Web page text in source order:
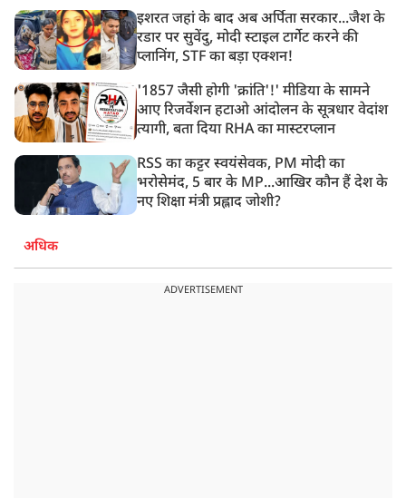
इशरत जहां के बाद अब अर्पिता सरकार...जैश के
रडार पर सुवेंदु, मोदी स्टाइल टार्गेट करने की
प्लानिंग, STF का बड़ा एक्शन!
'1857 जैसी होगी 'क्रांति'!' मीडिया के सामने
आए रिजर्वेशन हटाओ आंदोलन के सूत्रधार वेदांश
त्यागी, बता दिया RHA का मास्टरप्लान
RSS का कट्टर स्वयंसेवक, PM मोदी का
भरोसेमंद, 5 बार के MP...आखिर कौन हैं देश के
नए शिक्षा मंत्री प्रह्लाद जोशी?
अधिक
ADVERTISEMENT